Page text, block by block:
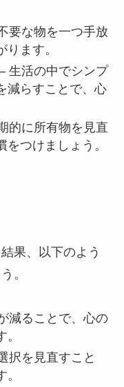
要な物を一つ手放
ます。
生活の中でシンプ
減らすことで、心
的に所有物を見直
つけましょう。
果、以下のよう
。
減ることで、心の
択を見直すこと